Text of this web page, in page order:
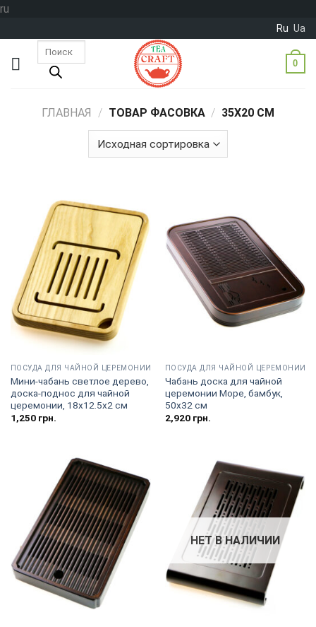
ru
content
Ru Ua
0
ГЛАВНАЯ / ТОВАР ФАСОВКА / 35Х20 СМ
ПОСУДА ДЛЯ ЧАЙНОЙ ЦЕРЕМОНИИ
Мини-чабань светлое дерево,
доска-поднос для чайной
церемонии, 18х12.5х2 см
1,250грн.
ПОСУДА ДЛЯ ЧАЙНОЙ ЦЕРЕМОНИИ
Чабань доска для чайной
церемонии Море, бамбук,
50х32 см
2,920грн.
НЕТ В НАЛИЧИИ